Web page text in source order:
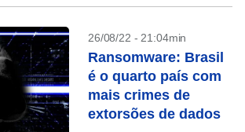
26/08/22 - 21:04min
Ransomware: Brasil
é o quarto país com
mais crimes de
extorsões de dados